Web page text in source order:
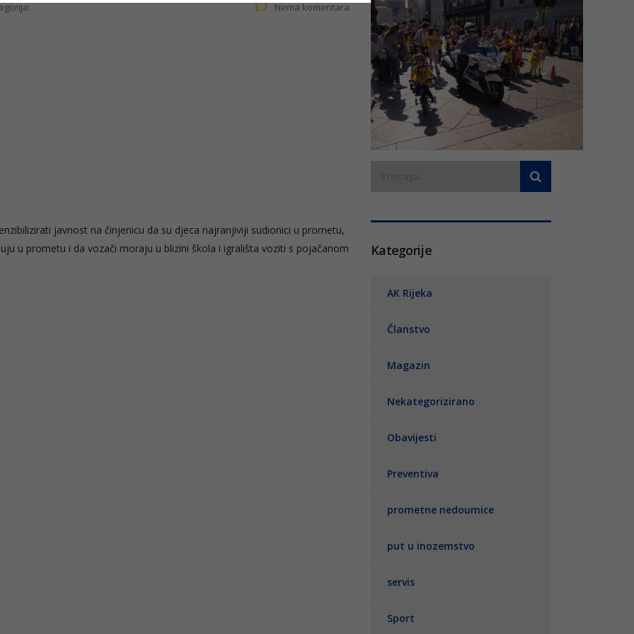
Nema komentara
javnost na činjenicu da su djeca najranjiviji sudionici u prometu,
u prometu i da vozači moraju u blizini škola i igrališta voziti s pojačanom
Kategorije
AK Rijeka
Članstvo
Magazin
Nekategorizirano
Obavijesti
Preventiva
prometne nedoumice
put u inozemstvo
servis
Sport